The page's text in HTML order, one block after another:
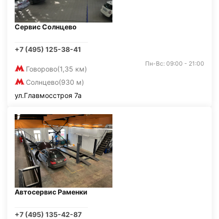
Сервис Солнцево
+7 (495) 125-38-41
Говорово(1,35 км)
Солнцево(930 м)
Пн-Вс: 09:00 - 21:00
ул.Главмосстроя 7а
Автосервис Раменки
+7 (495) 135-42-87